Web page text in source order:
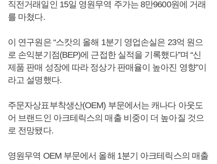
직전거래일인 15일 영원무역 주가는 8만9600원에 거래
를 마쳤다.
이 연구원은 “스캇의 올해 1분기 영업손실은 23억 원으
로 손익분기점(BEP)에 근접한 실적을 기록했다”며 “신
제품 판매 성장에 따라 정상가 판매율이 높아진 영향”이
라고 설명했다.
주문자상표부착생산(OEM) 부문에서는 캐나다 아웃도
어 브랜드인 아크테릭스의 매출 비중이 더 높아질 것으
로 전망됐다.
영원무역 OEM 부문에서 올해 1분기 아크테릭스의 매출